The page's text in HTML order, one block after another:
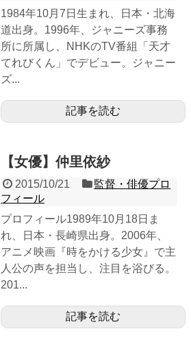
1984年10月7日生まれ、日本・北海
道出身。1996年、ジャニーズ事務
所に所属し、NHKのTV番組「天才
てれびくん」でデビュー。ジャニー
ズ...
記事を読む
【女優】仲里依紗
2015/10/21
監督・俳優プロ
フィール
プロフィール1989年10月18日ま
れ、日本・長崎県出身。2006年、
アニメ映画『時をかける少女』で主
人公の声を担当し、注目を浴びる。
201...
記事を読む